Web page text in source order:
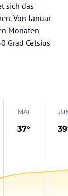
sich das
Von Januar
Monaten
Grad Celsius
MAI
37° 39